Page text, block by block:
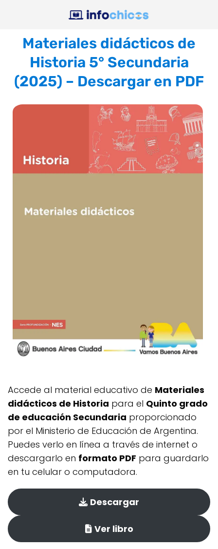
Materiales didácticos de
Historia 5° Secundaria
(2025) – Descargar en PDF
Accede al material educativo de Materiales
didácticos de Historia para el Quinto grado
de educación Secundaria proporcionado
por el Ministerio de Educación de Argentina.
Puedes verlo en línea a través de internet o
descargarlo en formato PDF para guardarlo
en tu celular o computadora.
Descargar
Ver libro